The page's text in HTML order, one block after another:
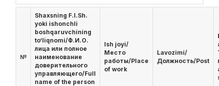
№
Shaxsning F.I.Sh.
yoki ishonchli
boshqaruvchining
to‘liqnomi/Ф.И.О.
лица или полное
наименование
доверительного
управляющего/Full
name of the person
Ish joyi/
Место
работы/Place
of work
Lavozimi/
Должность/Post